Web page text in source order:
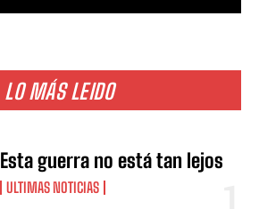
LO MÁS LEIDO
Esta guerra no está tan lejos
ULTIMAS NOTICIAS